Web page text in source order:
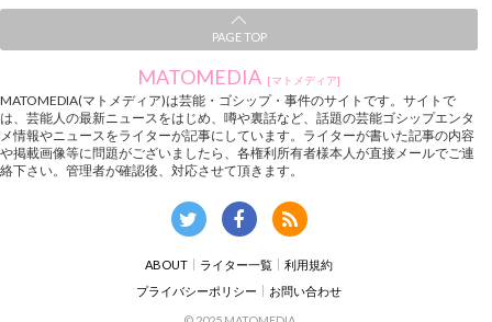
PAGE TOP
MATOMEDIA [マトメディア]
MATOMEDIA(マトメディア)は芸能・ゴシップ・事件のサイトです。サイトで
は、芸能人の最新ニュースをはじめ、噂や裏話など、話題の芸能ゴシップエンタ
メ情報やニュースをライターが記事にしています。ライターが書いた記事の内容
や掲載画像等に問題がございましたら、各権利所有者様本人が直接メールでご連
絡下さい。管理者が確認後、対応させて頂きます。
ABOUT ライター一覧
利用規約
プライバシーポリシー
お問い合わせ